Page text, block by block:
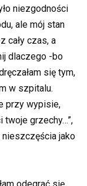
niezgodności
ale mój stan
cały czas, a
dlaczego -bo
się tym,
w szpitalu.
przy wypisie,
twoje grzechy…”,
nieszczęścia jako